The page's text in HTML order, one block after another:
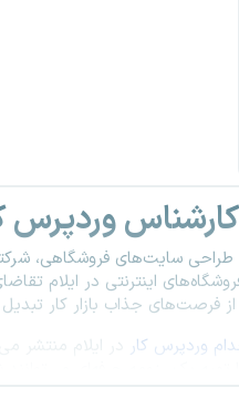
وردپرس
سایت‌های فروشگاهی،
اینترنتی در ایلام
فرصت‌های جذاب بازار کار
وردپرس کار در ایلام منتشر
تهیه یک رزومه حرفه‌ای